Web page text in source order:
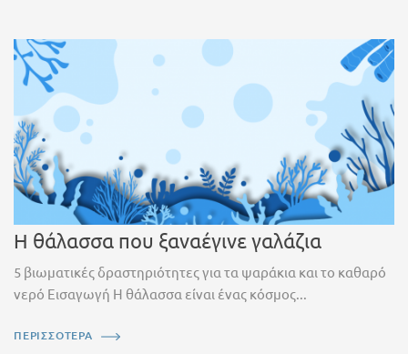
Η θάλασσα που ξαναέγινε γαλάζια
5 βιωματικές δραστηριότητες για τα ψαράκια και το καθαρό
νερό Εισαγωγή Η θάλασσα είναι ένας κόσμος...
ΠΕΡΙΣΣΟΤΕΡΑ